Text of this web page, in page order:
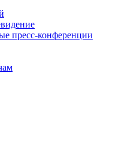
пресс-конференции